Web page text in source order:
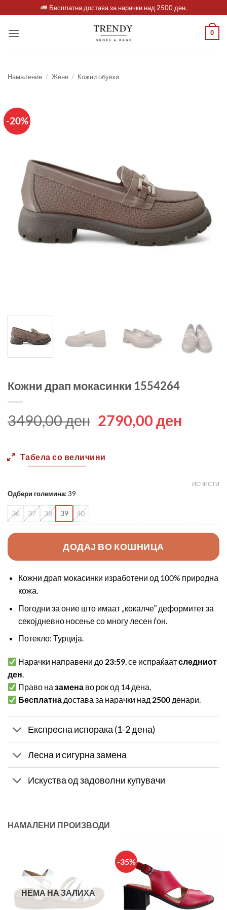
to
content
Бесплатна достава за нарачки над 2500 ден.
0
Намаление / Жени / Кожни обувки
-20%
Кожни драп мокасинки 1554264
3490,00ден Original
3490,00 ден.
2790,00 ден
Табела со величини
Одбери големина:39
36 37 38 39 40
ИСЧИСТИ
ДОДАЈ ВО КОШНИЦА
Кожни драп мокасинки изработени од 100% природна
кожа.
Погодни за оние што имаат „кокалчеˮ деформитет за
секојдневно носење со многу лесен ѓон.
Потекло: Турција.
Нарачки направени до 23:59, се испраќаатследниот
ден.
Право назамена во рок од 14 дена.
Бесплатна достава за нарачки над 2500 денари.
Експресна испорака (1-2 дена)
Лесна и сигурна замена
Искуства од задоволни купувачи
НАМАЛЕНИ ПРОИЗВОДИ
НЕМА НА ЗАЛИХА
-35%